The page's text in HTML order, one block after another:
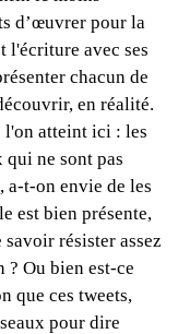
d’œuvrer pour la
l'écriture avec ses
chacun de
en réalité.
l'on atteint ici : les
ne sont pas
a-t-on envie de les
est bien présente,
résister assez
Ou bien est-ce
que ces tweets,
pour dire